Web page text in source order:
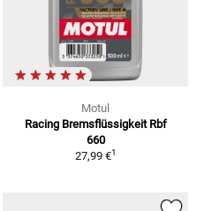
Motul
Racing Bremsflüssigkeit Rbf
660
27,99 €1